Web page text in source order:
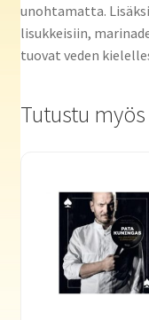
unohtamatta.
lisukkeisiin,
tuovat veden
Tutustu myös